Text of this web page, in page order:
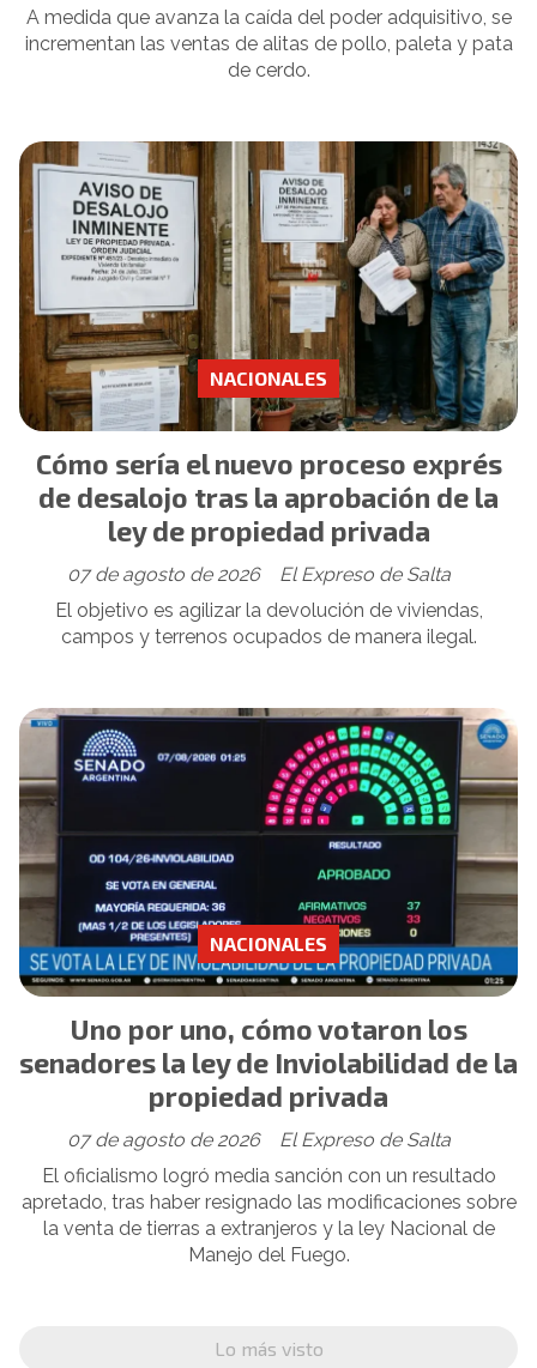
A medida que avanza la caída del poder adquisitivo, se
incrementan las ventas de alitas de pollo, paleta y pata
de cerdo.
Cómo sería el nuevo proceso exprés
de desalojo tras la aprobación de la
ley de propiedad privada
El Expreso de Salta
NACIONALES
07 de agosto de 2026
El objetivo es agilizar la devolución de viviendas,
campos y terrenos ocupados de manera ilegal.
Uno por uno, cómo votaron los
senadores la ley de Inviolabilidad de la
propiedad privada
El Expreso de Salta
NACIONALES
07 de agosto de 2026
El oficialismo logró media sanción con un resultado
apretado, tras haber resignado las modificaciones sobre
la venta de tierras a extranjeros y la ley Nacional de
Manejo del Fuego.
Lo más visto